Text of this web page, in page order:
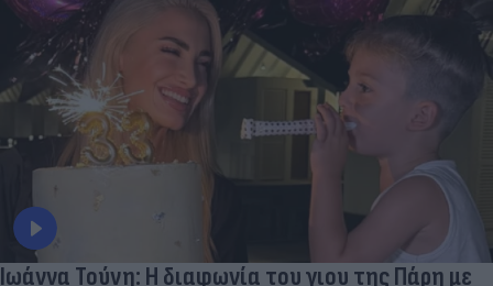
Ιωάννα Τούνη: Η διαφωνία του γιου της Πάρη με